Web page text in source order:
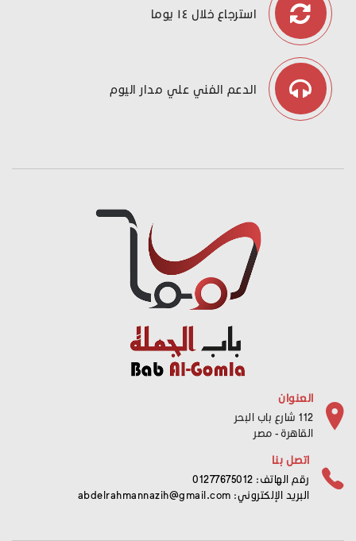
استرجاع خلال ١٤ يوما
الدعم الفني علي مدار اليوم
العنوان
112 شارع باب البحر
القاهرة - مصر
اتصل بنا
رقم الهاتف: 01277675012
البريد الإلكتروني: abdelrahmannazih@gmail.com